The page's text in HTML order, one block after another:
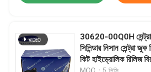
30620-00Q0H
সিলিন্ডার নিসান সেন্ট্রা
কিট হাইড্রোলিক রিলিজ